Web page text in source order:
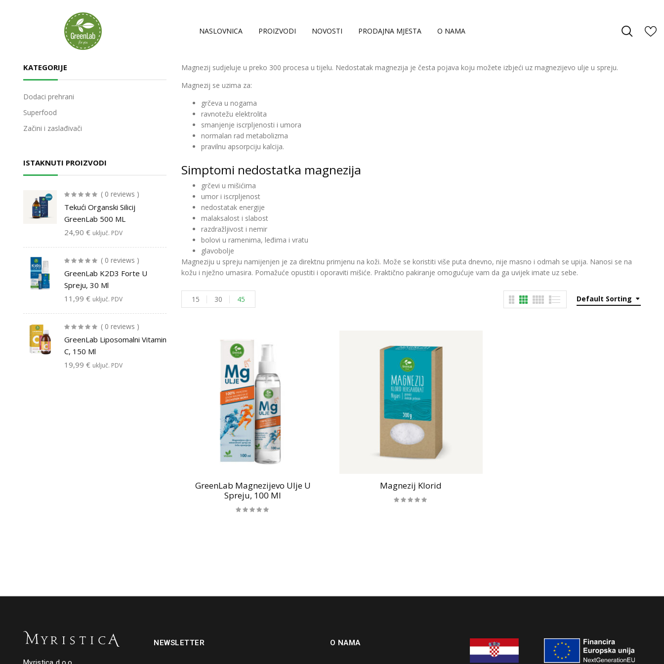
NASLOVNICA PROIZVODI NOVOSTI PRODAJNA MJESTA O NAMA
KATEGORIJE
Dodaci prehrani
Superfood
Začini i zaslađivači
ISTAKNUTI PROIZVODI
( 0 reviews )
Tekući Organski Silicij
GreenLab 500 ML
24,90 € uključ. PDV
( 0 reviews )
GreenLab K2D3 Forte U
Spreju, 30 Ml
11,99 € uključ. PDV
( 0 reviews )
GreenLab Liposomalni Vitamin
C, 150 Ml
19,99 € uključ. PDV
Magnezij sudjeluje u preko 300 procesa u tijelu. Nedostatak magnezija je česta pojava koju možete izbjeći uz magnezijevo ulje u spreju.
Magnezij se uzima za:
grčeva u nogama
ravnotežu elektrolita
smanjenje iscrpljenosti i umora
normalan rad metabolizma
pravilnu apsorpciju kalcija.
Simptomi nedostatka magnezija
grčevi u mišićima
umor i iscrpljenost
nedostatak energije
malaksalost i slabost
razdražljivost i nemir
bolovi u ramenima, leđima i vratu
glavobolje
Magneziju u spreju namijenjen je za direktnu primjenu na koži. Može se koristiti više puta dnevno, nije masno i odmah se upija. Nanosi se na
kožu i nježno umasira. Pomažuće opustiti i oporaviti mišiće. Praktično pakiranje omogućuje vam da ga uvijek imate uz sebe.
Default Sorting
15 30 45
GreenLab Magnezijevo Ulje U
Spreju, 100 Ml
Magnezij Klorid
NEWSLETTER O NAMA